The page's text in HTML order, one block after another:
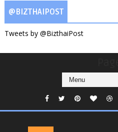
@BIZTHAIPOST
Tweets by @BizthaiPost